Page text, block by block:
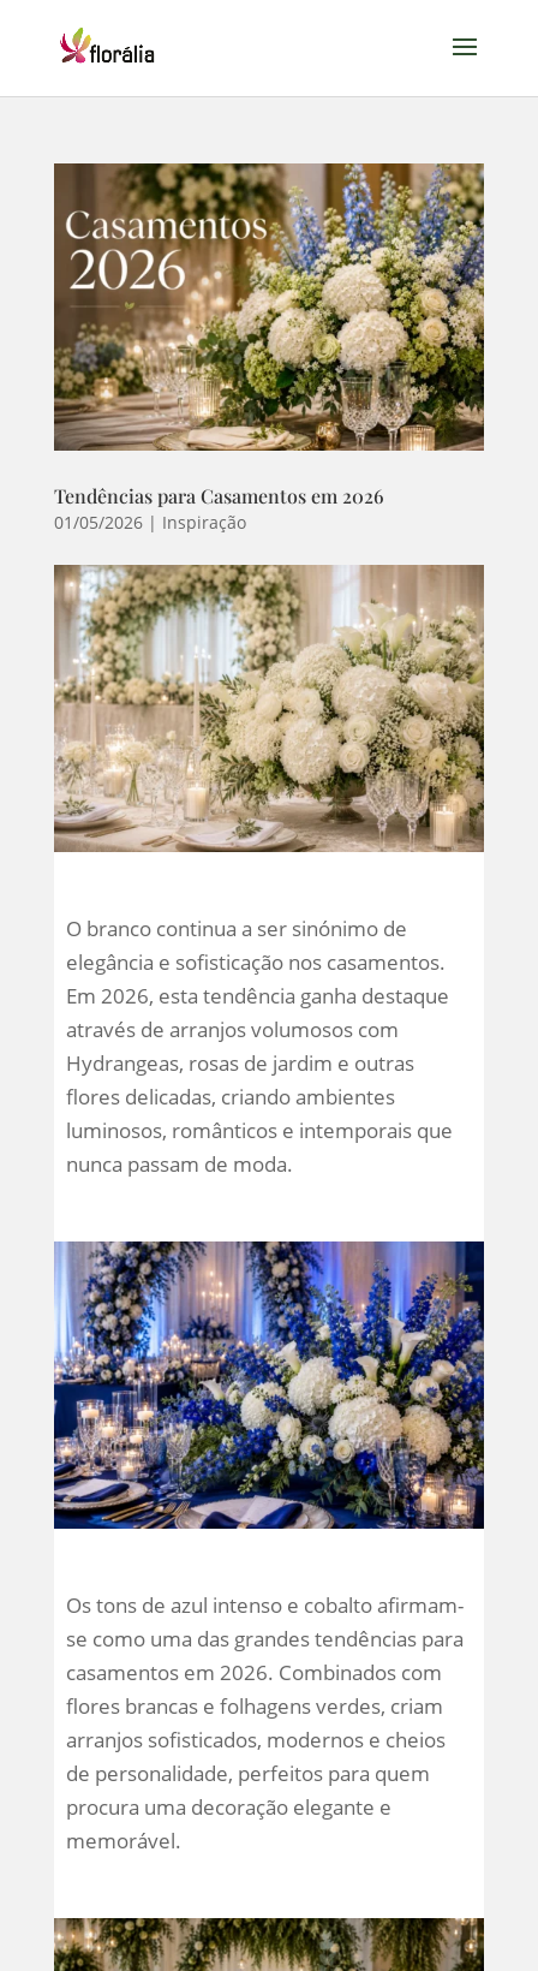
Tendências para Casamentos em 2026
01/05/2026| Inspiração
O branco continua a ser sinónimo de
elegância e sofisticação nos casamentos.
Em 2026, esta tendência ganha destaque
através de arranjos volumosos com
Hydrangeas, rosas de jardim e outras
flores delicadas, criando ambientes
luminosos, românticos e intemporais que
nunca passam de moda.
Os tons de azul intenso e cobalto afirmam-
se como uma das grandes tendências para
casamentos em 2026. Combinados com
flores brancas e folhagens verdes, criam
arranjos sofisticados, modernos e cheios
de personalidade, perfeitos para quem
procura uma decoração elegante e
memorável.